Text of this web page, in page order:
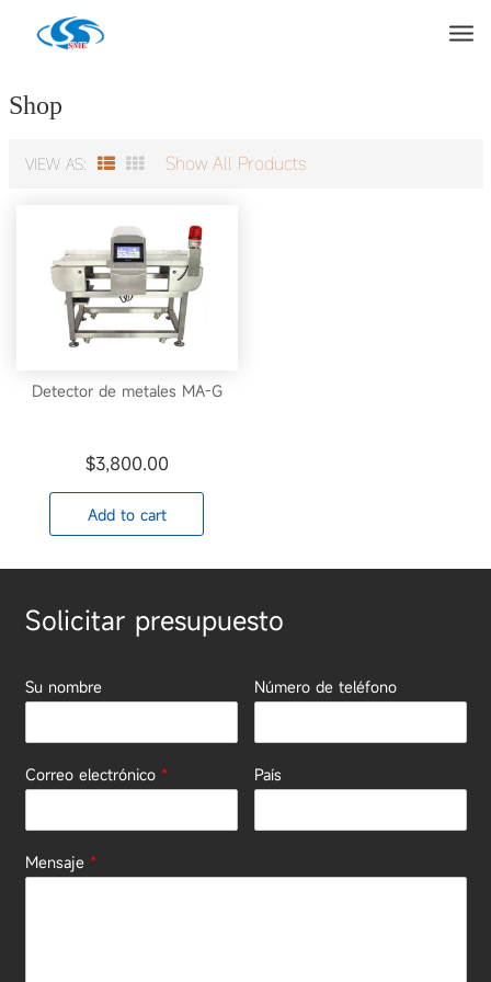
Shop
VIEW AS: Show All Products
Detector de metales MA-G
$3,800.00
Add to cart
Solicitar presupuesto
Su nombre Número de teléfono
Correo electrónico * País
Mensaje *